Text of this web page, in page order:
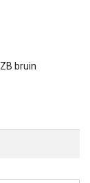
bruin